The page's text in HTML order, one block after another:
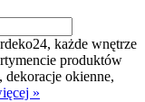
każde wnętrze
produktów
dekoracje okienne,
»